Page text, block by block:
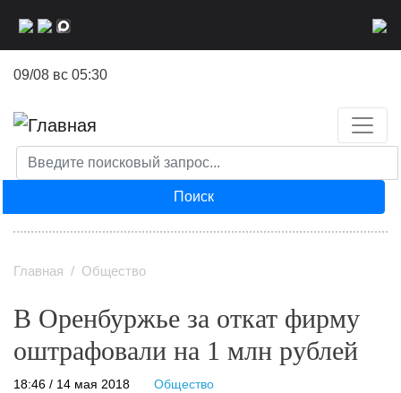
09/08 вс 05:30
Поиск
Главная Общество
В Оренбуржье за откат фирму
оштрафовали на 1 млн рублей
18:46 / 14 мая 2018 Общество